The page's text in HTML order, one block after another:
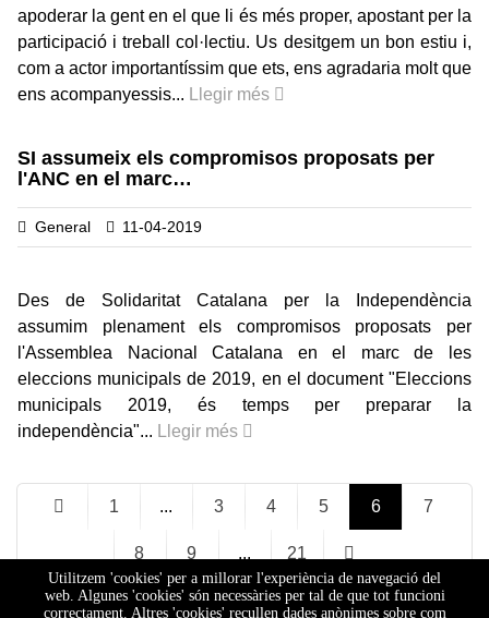
apoderar la gent en el que li és més proper, apostant per la
participació i treball col·lectiu. Us desitgem un bon estiu i,
com a actor importantíssim que ets, ens agradaria molt que
ens acompanyessis...
Llegir més
SI assumeix els compromisos proposats per
l'ANC en el marc…
General 11-04-2019
Des de Solidaritat Catalana per la Independència
assumim plenament els compromisos proposats per
l'Assemblea Nacional Catalana en el marc de les
eleccions municipals de 2019, en el document "Eleccions
municipals 2019, és temps per preparar la
independència"...
Llegir més
1 ... 3 4 5 6 7
8 9 ... 21
Utilitzem 'cookies' per a millorar l'experiència de navegació del
web. Algunes 'cookies' són necessàries per tal de que tot funcioni
correctament. Altres 'cookies' recullen dades anònimes sobre com